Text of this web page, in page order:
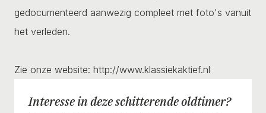
gedocumenteerd aanwezig compleet met foto's vanuit
het verleden.
Zie onze website: http://www.klassiekaktief.nl
Interesse in deze schitterende oldtimer?